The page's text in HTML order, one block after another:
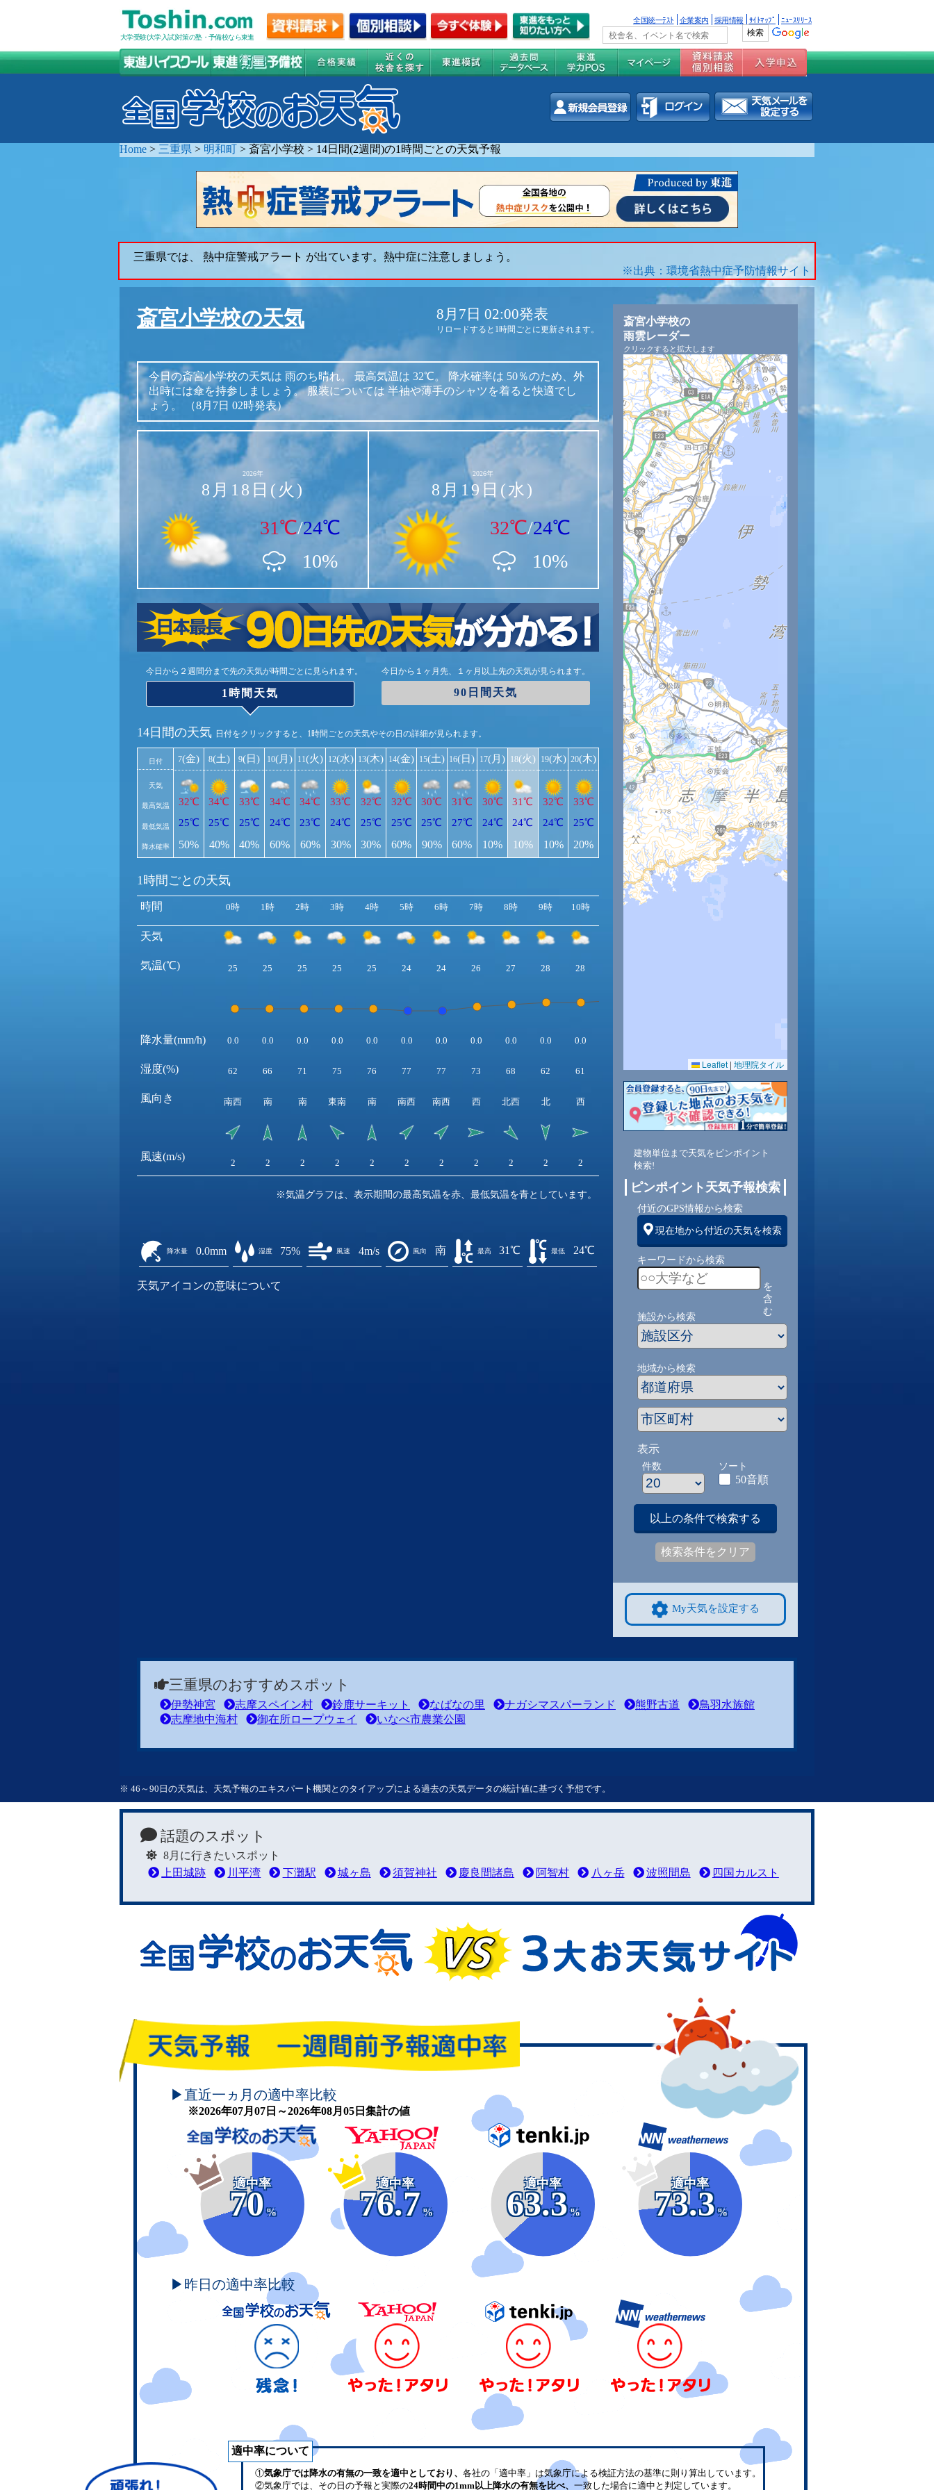
大学受験(大学入試)対策の塾・予備校なら東進
全国統一ﾃｽﾄ 企業案内 採用情報 ｻｲﾄﾏｯﾌﾟ ﾆｭｰｽﾘﾘｰｽ
Home > 三重県 > 明和町 > 斎宮小学校 > 14日間(2週間)の1時間ごとの天気予報
三重県では、 熱中症警戒アラート が出ています。熱中症に注意しましょう。
※出典：環境省熱中症予防情報サイト
斎宮小学校の天気 8月7日 02:00発表
リロードすると1時間ごとに更新されます。
今日の斎宮小学校の天気は 雨のち晴れ。 最高気温は 32℃。 降水確率は 50％のため、外
出時には傘を持参しましょう。 服装については 半袖や薄手のシャツを着ると快適でし
ょう。
（8月7日 02時発表）
2026年
8月18日(火)
31℃/24℃
10%
2026年
8月19日(水)
32℃/24℃
10%
今日から２週間分まで先の天気が時間ごとに見られます。
1時間天気
今日から１ヶ月先、１ヶ月以上先の天気が見られます。
90日間天気
14日間の天気 日付をクリックすると、1時間ごとの天気やその日の詳細が見られます。
日付
天気
最高気温
最低気温
降水確率
7(金)
32℃
25℃
50%
8(土)
34℃
25℃
40%
9(日)
33℃
25℃
40%
10(月)
34℃
24℃
60%
11(火)
34℃
23℃
60%
12(水)
33℃
24℃
30%
13(木)
32℃
25℃
30%
14(金)
32℃
25℃
60%
15(土)
30℃
25℃
90%
16(日)
31℃
27℃
60%
17(月)
30℃
24℃
10%
18(火)
31℃
24℃
10%
19(水)
32℃
24℃
10%
20(木)
33℃
25℃
20%
1時間ごとの天気
時間
天気
気温(℃)
降水量(mm/h)
湿度(%)
風向き
風速(m/s)
0時 1時 2時 3時 4時 5時 6時 7時 8時 9時 10時 11時 12時 14時
25 25 25 25 25 24 24 26 27 28 28
0.0 0.0 0.0 0.0 0.0 0.0 0.0 0.0 0.0 0.0 0.0
62 66 71 75 76 77 77 73 68 62 61 59 58 57 56 61
南西 南 南 東南 南 南西 南西 西 北西 北 西 東 東 東南 東南 東南
2 2 2 2 2 2 2 2 2 2 2 2
※気温グラフは、表示期間の最高気温を赤、最低気温を青としています。
降水量 0.0mm 湿度 75% 風速 4m/s 風向 南 最高 31℃ 最低 24℃
天気アイコンの意味について
斎宮小学校の
雨雲レーダー
クリックすると拡大します
Leaflet | 地理院タイル
建物単位まで天気をピンポイント
検索!
ピンポイント天気予報検索
付近のGPS情報から検索
現在地から付近の天気を検索
キーワードから検索
を
含
む
施設から検索
地域から検索
表示
件数 ソート
50音順
以上の条件で検索する
検索条件をクリア
My天気を設定する
三重県のおすすめスポット
伊勢神宮 志摩スペイン村 鈴鹿サーキット なばなの里 ナガシマスパーランド 熊野古道
鳥羽水族館
志摩地中海村
御在所ロープウェイ いなべ市農業公園
※ 46～90日の天気は、天気予報のエキスパート機関とのタイアップによる過去の天気データの統計値に基づく予想です。
話題のスポット
8月に行きたいスポット
上田城跡
川平湾 下灘駅 城ヶ島 須賀神社 慶良間諸島 阿智村 八ヶ岳 波照間島 四国カルスト
頑張れ！学校のお天気
▶直近一ヵ月の適中率比較
※2026年07月07日～2026年08月05日集計の値
適中率
70
%
適中率
76.7
%
適中率
63.3
%
適中率
73.3
%
▶昨日の適中率比較
適中率について
①気象庁では降水の有無の一致を適中としており、 各社の「適中率」は気象庁による検証方法の基準に則り算出しています。
②気象庁では、その日の予報と実際の24時間中の1mm以上降水の有無を比べ、 一致した場合に適中と判定しています。